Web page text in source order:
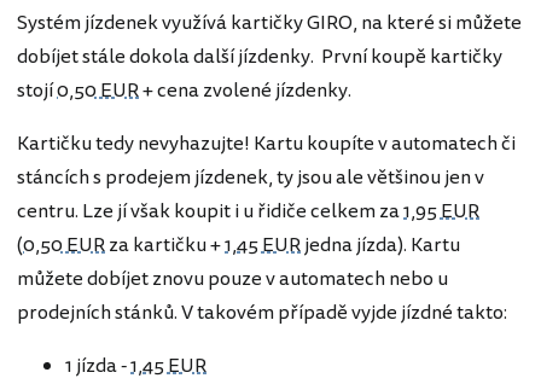
Systém jízdenek využívá kartičky GIRO, na které si můžete
dobíjet stále dokola další jízdenky. První koupě kartičky
stojí0,50 EUR+ cena zvolené jízdenky.
Kartičku tedy nevyhazujte! Kartu koupíte v automatech či
stáncích s prodejem jízdenek, ty jsou ale většinou jen v
centru. Lze jí však koupit i u řidiče celkem za1,95 EUR
(0,50 EURza kartičku +1,45 EURjedna jízda). Kartu
můžete dobíjet znovu pouze v automatech nebo u
prodejních stánků. V takovém případě vyjde jízdné takto:
1 jízda -1,45 EUR